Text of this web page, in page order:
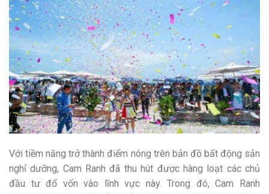
Với tiềm năng trở thành điểm nóng trên bản đồ bất động sản
nghỉ dưỡng, Cam Ranh đã thu hút được hàng loạt các chủ
đầu tư đổ vốn vào lĩnh vực này. Trong đó, Cam Ranh